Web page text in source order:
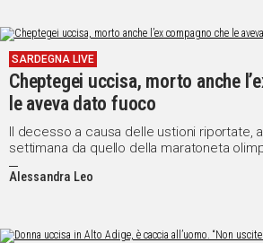
VIDEO
Vai
UNISCITI
AL CANALE
SARDEGNA LIVE
Cheptegei uccisa, morto anche
le aveva dato fuoco
Il decesso a causa delle ustioni riportate,
settimana da quello della maratoneta
Alessandra Leo